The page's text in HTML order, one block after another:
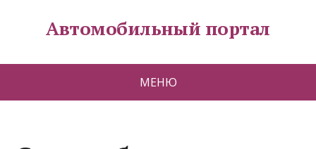
Автомобильный портал
МЕНЮ